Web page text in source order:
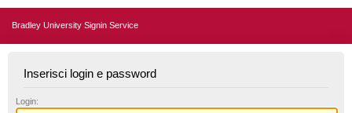
Bradley University Signin Service
Inserisci login e password
L ogin: